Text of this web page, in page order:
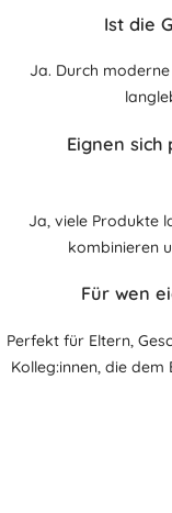
Ist die
Ja. Durch
Eignen sich
Ja, viele Produkte
kombinieren
Für wen
Perfekt für Eltern,
Kolleg:innen, die